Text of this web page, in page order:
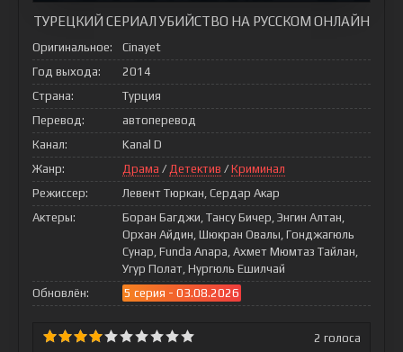
ТУРЕЦКИЙ СЕРИАЛ УБИЙСТВО НА РУССКОМ ОНЛАЙН
Оригинальное:
Cinayet
Год выхода:
2014
Страна:
Турция
Перевод:
автоперевод
Канал:
Kanal D
Жанр:
Драма / Детектив / Криминал
Режиссер:
Левент Тюркан, Сердар Акар
Актеры:
Боран Багджи, Тансу Бичер, Энгин Алтан,
Орхан Айдин, Шюкран Овалы, Гонджагюль
Сунар, Funda Anapa, Ахмет Мюмтаз Тайлан,
Угур Полат, Нургюль Ешилчай
Обновлён:
5 серия - 03.08.2026
2 голоса